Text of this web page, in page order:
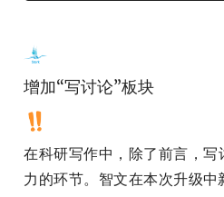
增加“写讨论”板块
在科研写作中，除了前言，
力的环节。智文在本次升级